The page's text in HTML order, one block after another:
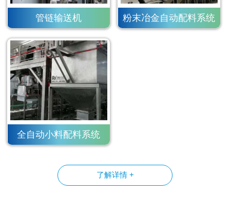
管链输送机 粉末冶金自动配料系统
全自动小料配料系统
了解详情 +